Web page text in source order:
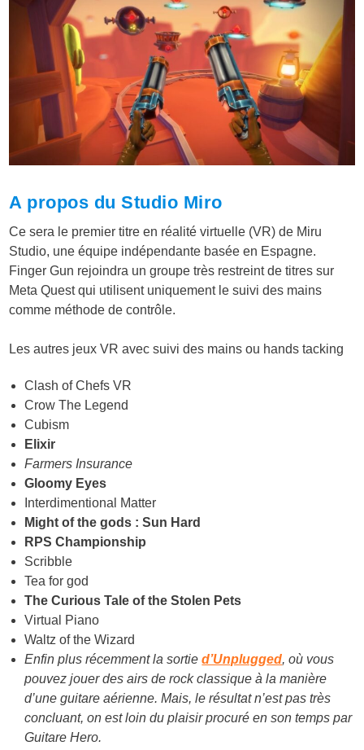
A propos du Studio Miro
Ce sera le premier titre en réalité virtuelle (VR) de Miru
Studio, une équipe indépendante basée en Espagne.
Finger Gun rejoindra un groupe très restreint de titres sur
Meta Quest qui utilisent uniquement le suivi des mains
comme méthode de contrôle.
Les autres jeux VR avec suivi des mains ou hands tacking
Clash of Chefs VR
Crow The Legend
Cubism
Elixir
Farmers Insurance
Gloomy Eyes
Interdimentional Matter
Might of the gods : Sun Hard
RPS Championship
Scribble
Tea for god
The Curious Tale of the Stolen Pets
Virtual Piano
Waltz of the Wizard
Enfin plus récemment la sortied’Unplugged, où vous
pouvez jouer des airs de rock classique à la manière
d’une guitare aérienne. Mais, le résultat n’est pas très
concluant, on est loin du plaisir procuré en son temps par
Guitare Hero.